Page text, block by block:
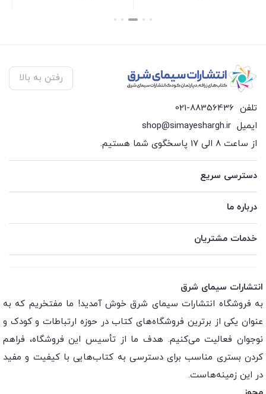
بستن
رفتن به بالا
تلفن 021-88356436
ایمیل shop@simayeshargh.ir
از ساعت 8 الی 17 پاسخگوی شما هستیم.
دسترسی سریع
درباره ما
خدمات مشتریان
انتشارات سیمای شرق
به فروشگاه انتشارات سیمای شرق خوش آمدید! ما مفتخریم که به
عنوان یکی از برترین فروشگاه‌های کتاب در حوزه ارتباطات و کودک و
نوجوان فعالیت می‌کنیم. هدف ما از تأسیس این فروشگاه، فراهم
کردن بستری مناسب برای دسترسی به کتاب‌هایی با کیفیت و مفید
در این زمینه‌هاست.